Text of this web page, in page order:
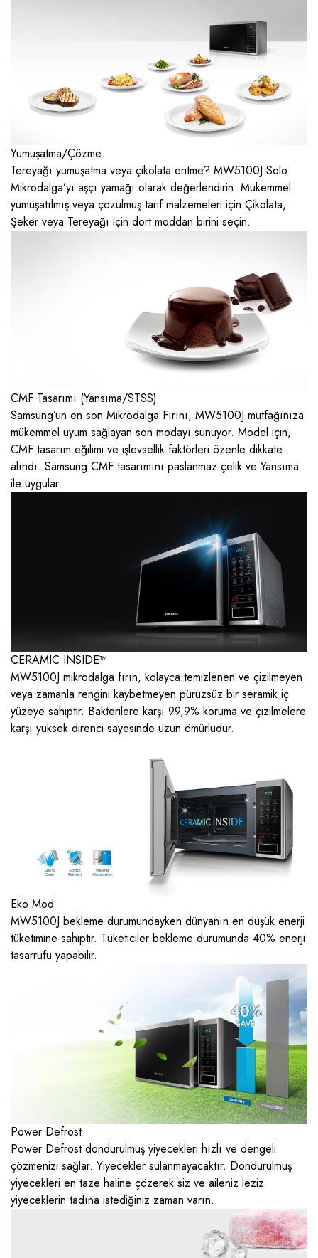
Yumuşatma/Çözme
Tereyağı yumuşatma veya çikolata eritme? MW5100J Solo
Mikrodalga’yı aşçı yamağı olarak değerlendirin. Mükemmel
yumuşatılmış veya çözülmüş tarif malzemeleri için Çikolata,
Şeker veya Tereyağı için dört moddan birini seçin.
CMF Tasarımı (Yansıma/STSS)
Samsung’un en son Mikrodalga Fırını, MW5100J mutfağınıza
mükemmel uyum sağlayan son modayı sunuyor. Model için,
CMF tasarım eğilimi ve işlevsellik faktörleri özenle dikkate
alındı. Samsung CMF tasarımını paslanmaz çelik ve Yansıma
ile uygular.
CERAMIC INSIDE™
MW5100J mikrodalga fırın, kolayca temizlenen ve çizilmeyen
veya zamanla rengini kaybetmeyen pürüzsüz bir seramik iç
yüzeye sahiptir. Bakterilere karşı 99,9% koruma ve çizilmelere
karşı yüksek direnci sayesinde uzun ömürlüdür.
Eko Mod
MW5100J bekleme durumundayken dünyanın en düşük enerji
tüketimine sahiptir. Tüketiciler bekleme durumunda 40% enerji
tasarrufu yapabilir.
Power Defrost
Power Defrost dondurulmuş yiyecekleri hızlı ve dengeli
çözmenizi sağlar. Yiyecekler sulanmayacaktır. Dondurulmuş
yiyecekleri en taze haline çözerek siz ve aileniz leziz
yiyeceklerin tadına istediğiniz zaman varın.